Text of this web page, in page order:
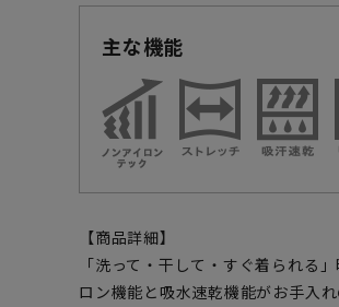
主な機能
【商品詳細】
「洗って・干して・すぐ着られる
ロン機能と吸水速乾機能がお手入